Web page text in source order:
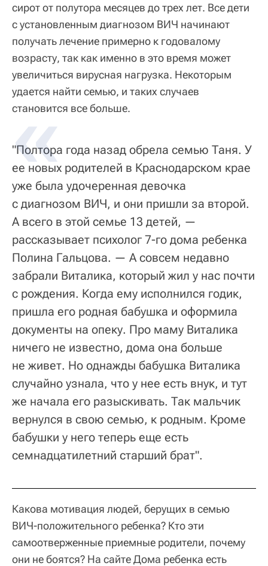
сирот от полутора месяцев до трех лет. Все дети
с установленным диагнозом ВИЧ начинают
получать лечение примерно к годовалому
возрасту, так как именно в это время может
увеличиться вирусная нагрузка. Некоторым
удается найти семью, и таких случаев
становится все больше.
"Полтора года назад обрела семью Таня. У
ее новых родителей в Краснодарском крае
уже была удочеренная девочка
с диагнозом ВИЧ, и они пришли за второй.
А всего в этой семье 13 детей, —
рассказывает психолог 7-го дома ребенка
Полина Гальцова. — А совсем недавно
забрали Виталика, который жил у нас почти
с рождения. Когда ему исполнился годик,
пришла его родная бабушка и оформила
документы на опеку. Про маму Виталика
ничего не известно, дома она больше
не живет. Но однажды бабушка Виталика
случайно узнала, что у нее есть внук, и тут
же начала его разыскивать. Так мальчик
вернулся в свою семью, к родным. Кроме
бабушки у него теперь еще есть
семнадцатилетний старший брат".
Какова мотивация людей, берущих в семью
ВИЧ-положительного ребенка? Кто эти
самоотверженные приемные родители, почему
они не боятся? На сайте Дома ребенка есть